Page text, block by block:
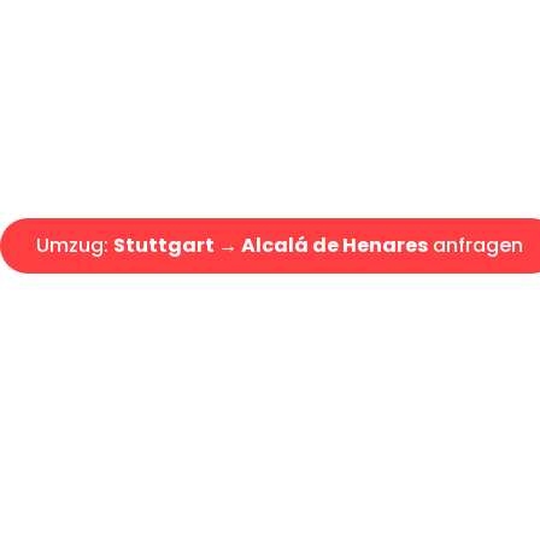
Umzug: Stuttgart → Alcalá de Henares anfragen